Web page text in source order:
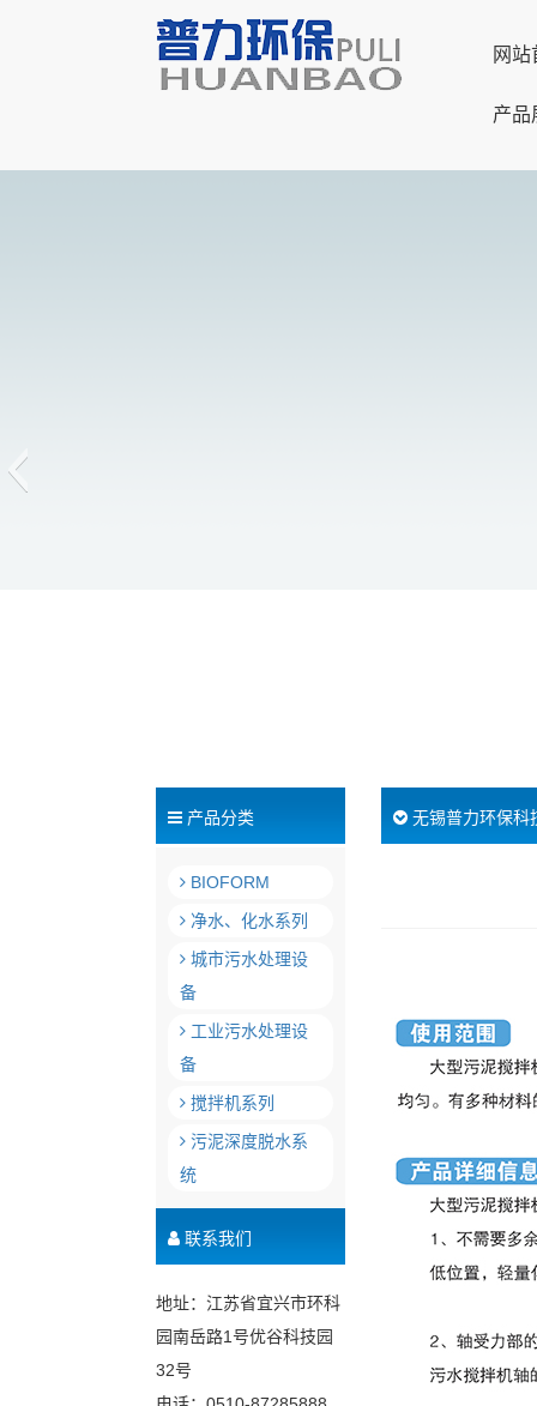
网站
产
产品分类
BIOFORM
净水、化水系列
城市污水处理设
备
工业污水处理设
备
搅拌机系列
污泥深度脱水系
统
联系我们
地址：江苏省宜兴市环科
园南岳路1号优谷科技园
32号
无锡普力环保科